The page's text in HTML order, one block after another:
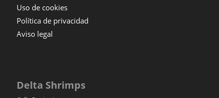
Uso de cookies
Política de privacidad
Aviso legal
Delta Shrimps